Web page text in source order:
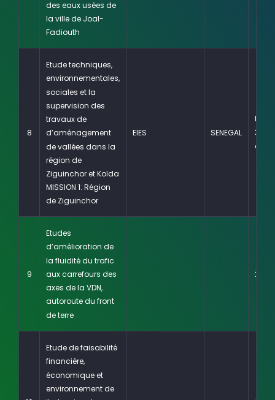
des eaux usées de
la ville de Joal-
Fadiouth
8
Etude techniques,
environnementales,
sociales et la
supervision des
travaux de
d’aménagement
de vallées dans la
région de
Ziguinchor et Kolda
MISSION 1: Région
de Ziguinchor
EIES SENEGAL
2015
9
Etudes
d’amélioration de
la fluidité du trafic
aux carrefours des
axes de la VDN,
autoroute du front
de terre
2020
Etude de faisabilité
financière,
économique et
environnement de